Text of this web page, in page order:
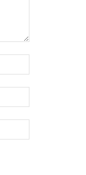
Posta:*